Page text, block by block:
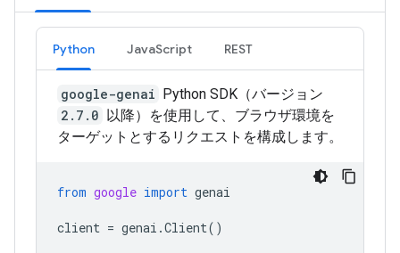
Python JavaScript REST
google-genai Python SDK（バージョン
2.7.0 以降）を使用して、ブラウザ環境を
ターゲットとするリクエストを構成します。
from google import genai
client = genai .Client()